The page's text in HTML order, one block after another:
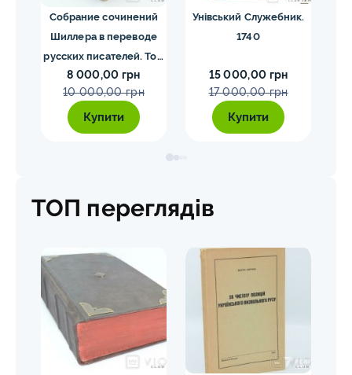
Собрание сочинений
Шиллера в переводе
русских писателей. Том
1-4. Шиллер 1901-1902
гг.
8 000,00 грн
10 000,00 грн
Купити
Унівський Служебник.
1740
15 000,00 грн
17 000,00 грн
Купити
ТОП переглядів